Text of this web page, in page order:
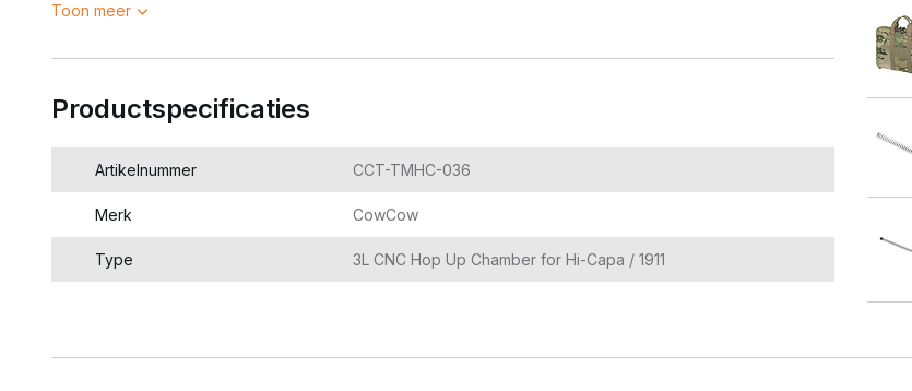
Toon meer
Productspecificaties
Artikelnummer CCT-TMHC-036
Merk CowCow
Type 3L CNC Hop Up Chamber for Hi-Capa / 1911